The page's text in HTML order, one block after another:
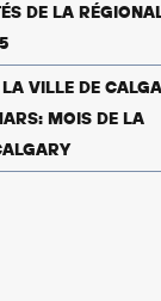
DE LA
VILLE DE
MOIS DE LA